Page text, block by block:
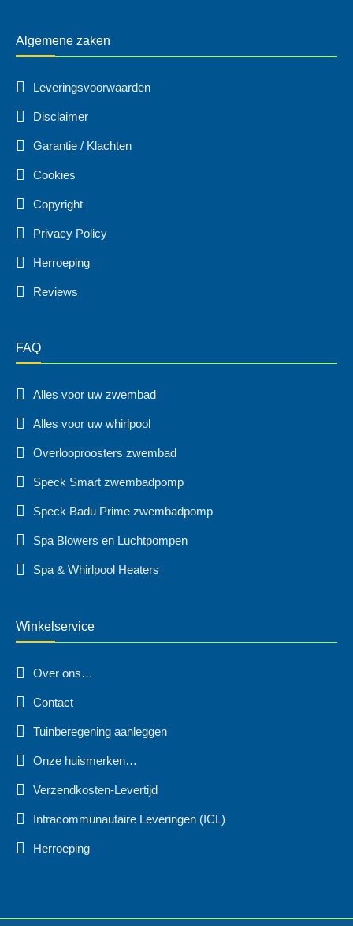
Algemene zaken
Leveringsvoorwaarden
Disclaimer
Garantie / Klachten
Cookies
Copyright
Privacy Policy
Herroeping
Reviews
FAQ
Alles voor uw zwembad
Alles voor uw whirlpool
Overlooproosters zwembad
Speck Smart zwembadpomp
Speck Badu Prime zwembadpomp
Spa Blowers en Luchtpompen
Spa & Whirlpool Heaters
Winkelservice
Over ons…
Contact
Tuinberegening aanleggen
Onze huismerken…
Verzendkosten-Levertijd
Intracommunautaire Leveringen (ICL)
Herroeping